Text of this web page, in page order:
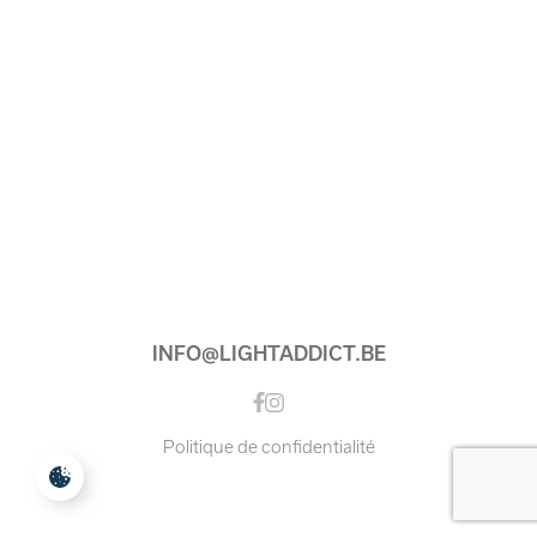
INFO@LIGHTADDICT.BE
Politique de confidentialité